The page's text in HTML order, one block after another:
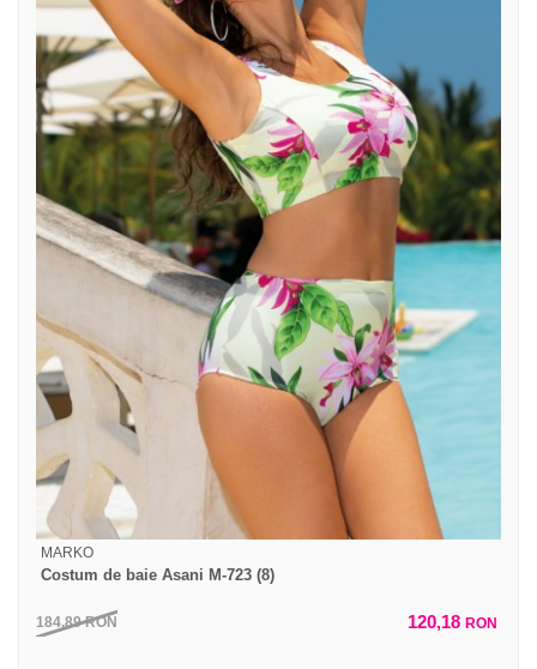
MARKO
Costum de baie Asani M-723 (8)
184,89RON 120,18 RON